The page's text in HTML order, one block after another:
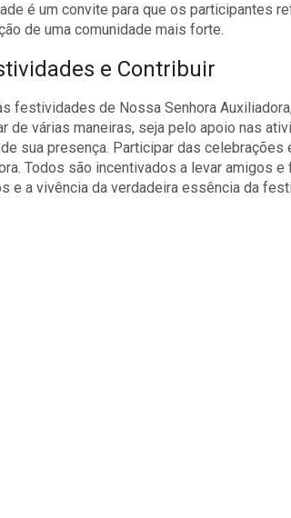
é um convite para que os participantes
de uma comunidade mais forte.
e Contribuir
festividades de Nossa Senhora
de várias maneiras, seja pelo apoio nas
sua presença. Participar das celebrações
Todos são incentivados a levar amigos
e a vivência da verdadeira essência da